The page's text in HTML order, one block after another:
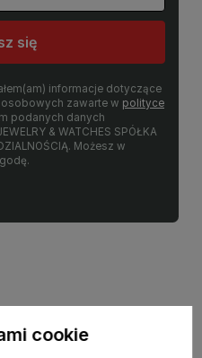
się
informacje dotyczące
zawarte w polityce
podanych danych
& WATCHES SPÓŁKA
Możesz w
cookie